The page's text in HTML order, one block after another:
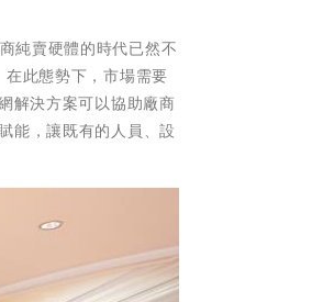
純賣硬體的時代已然不
此態勢下，市場需要
解決方案可以協助廠商
能，讓既有的人員、設